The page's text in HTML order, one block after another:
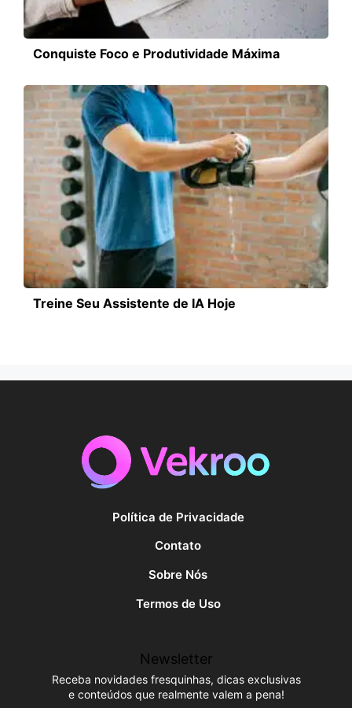
Conquiste Foco e Produtividade Máxima
Treine Seu Assistente de IA Hoje
Política de Privacidade
Contato
Sobre Nós
Termos de Uso
Newsletter
Receba novidades fresquinhas, dicas exclusivas
e conteúdos que realmente valem a pena!